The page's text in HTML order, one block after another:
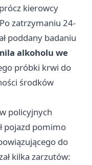
kierowcy
zatrzymaniu 24-
poddany badaniu
alkoholu we
próbki krwi do
środków
policyjnych
pojazd pomimo
do
kilka zarzutów: